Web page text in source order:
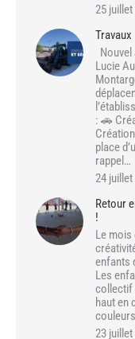
25 juillet
Travaux
Lucie
: 🚗
place
rappel…
24 juillet
Retour
!
Le mois
enfants
Les
collectif
haut en
23 juillet